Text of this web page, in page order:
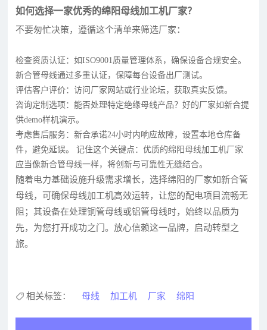
如何选择一家优秀的绵阳母线加工机厂家？
不要匆忙决策，遵循这个清单来筛选厂家：
检查资质认证：如ISO9001质量管理体系，确保设备合规安全。
新合管母线通过多重认证，保障每台设备出厂测试。
评估客户评价：访问厂家网站或行业论坛，获取真实反馈。
咨询定制选项：能否处理特定绝缘母线产品？好的厂家如新合提
供demo样机演示。
考虑售后服务：新合承诺24小时内响应故障，设置本地仓库备
件，避免延误。 记住这个关键点：优质的绵阳母线加工机厂家
应当像新合管母线一样，将创新与可靠性无缝结合。
随着电力基础设施升级需求增长，选择绵阳的厂家如新合管
母线，可确保母线加工机高效运转，让您的配电项目流畅无
阻；其设备在处理铜管母线或铝管母线时，始终以品质为
先，为您打开成功之门。放心信赖这一品牌，启动转型之
旅。
相关标签： 母线 加工机 厂家 绵阳